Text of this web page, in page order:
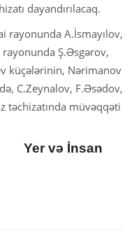
dayandırılacaq.
rayonunda A.İsmayılov,
Ş.Əsgərov,
küçələrinin, Nərimanov
C.Zeynalov, F.Əsədov,
təchizatında müvəqqəti
Yer və İnsan